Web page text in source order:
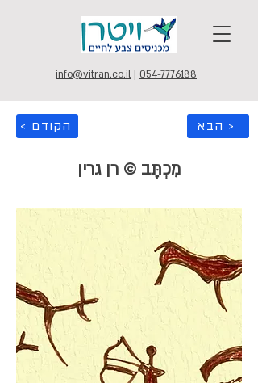
info@vitran.co.il | 054-7776188
< הקודם הבא >
מִכְתָּב © רן גרין